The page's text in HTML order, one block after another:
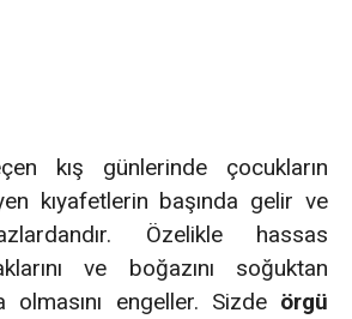
kış günlerinde çocukların
kıyafetlerin başında gelir ve
Özelikle hassas
ve boğazını soğuktan
olmasını engeller. Sizde örgü